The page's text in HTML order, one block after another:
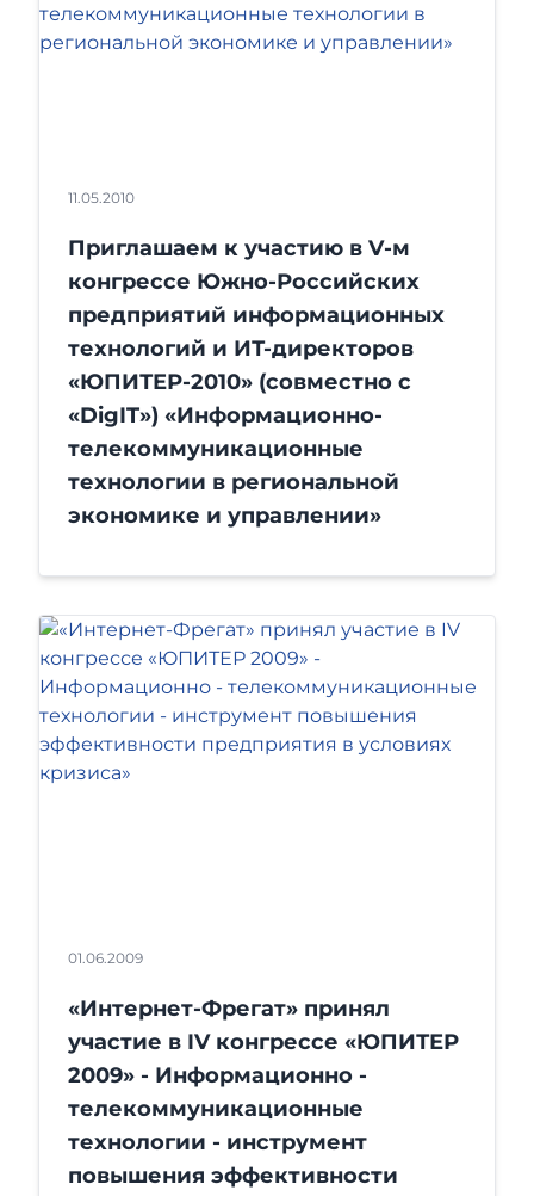
11.05.2010
Приглашаем к участию в V-м
конгрессе Южно-Российских
предприятий информационных
технологий и ИТ-директоров
«ЮПИТЕР-2010» (совместно с
«DigIT») «Информационно-
телекоммуникационные
технологии в региональной
экономике и управлении»
01.06.2009
«Интернет-Фрегат» принял
участие в IV конгрессе «ЮПИТЕР
2009» - Информационно -
телекоммуникационные
технологии - инструмент
повышения эффективности